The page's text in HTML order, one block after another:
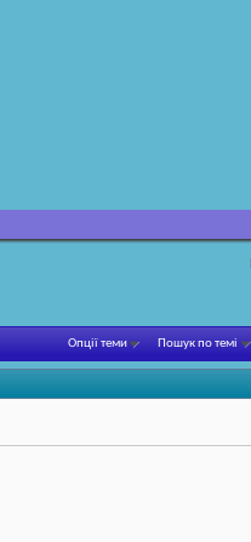
Опції теми Пошук по темі